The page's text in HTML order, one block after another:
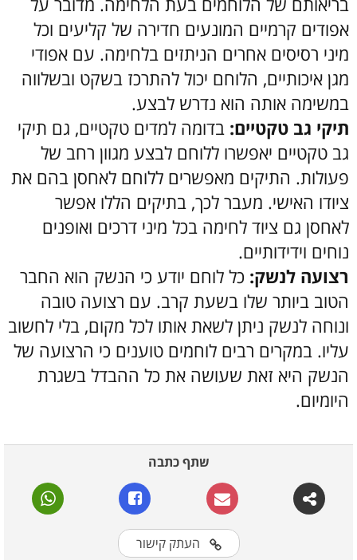
אפודים קרמיים המונעים חדירה של קליעים וכל
מיני רסיסים אחרים הניתזים בלחימה. עם אפודי
מגן איכותיים, הלוחם יכול להתרכז בשקט ובשלווה
במשימה אותה הוא נדרש לבצע.
תיקי גב טקטיים: בדומה למדים טקטיים, גם תיקי
גב טקטיים יאפשרו ללוחם לבצע מגוון רחב של
פעולות. התיקים מאפשרים ללוחם לאחסן בהם את
ציודו האישי. מעבר לכך, בתיקים הללו אפשר
לאחסן גם ציוד לחימה בכל מיני דרכים ואופנים
נוחים וידידותיים.
רצועה לנשק: כל לוחם יודע כי הנשק הוא החבר
הטוב ביותר שלו בשעת קרב. עם רצועה טובה
ונוחה לנשק ניתן לשאת אותו לכל מקום, בלי לחשוב
עליו. במקרים רבים לוחמים טוענים כי הרצועה של
הנשק היא זאת שעושה את כל ההבדל בשגרת
היומיום.
שתף כתבה
העתק קישור